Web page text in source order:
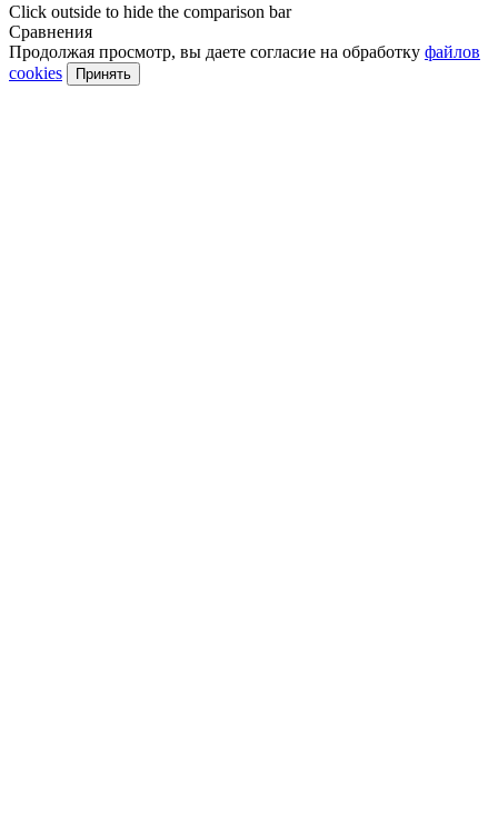
Click outside to hide the comparison bar
Сравнения
Продолжая просмотр, вы даете согласие на обработку файлов
cookies
Принять